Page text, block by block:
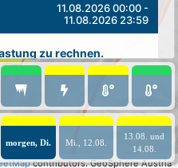
contributors. GeoSphere Austria
11.08.2026 00:00 -
11.08.2026 23:59
zu rechnen.
morgen, Di. Mi., 12.08.
13.08. und
14.08.